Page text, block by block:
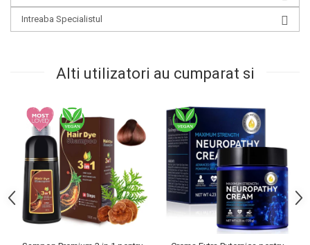
Intreaba Specialistul
Alti utilizatori au cumparat si